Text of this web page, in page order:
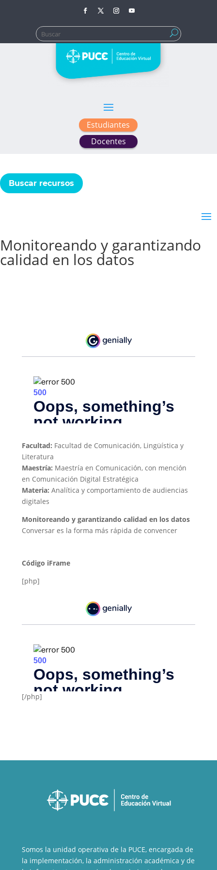
Buscar:
Estudiantes
Docentes
Buscar recursos
Monitoreando y garantizando
calidad en los datos
Facultad: Facultad de Comunicación, Lingüística y
Literatura
Maestría: Maestría en Comunicación, con mención
en Comunicación Digital Estratégica
Materia: Analítica y comportamiento de audiencias
digitales
Monitoreando y garantizando calidad en los datos​
Conversar es la forma más rápida de convencer
Código iFrame
[php]
[/php]
Somos la unidad operativa de la PUCE, encargada de
la implementación, la administración académica y de